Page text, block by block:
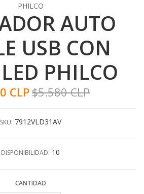
PHILCO
AUTO
USB CON
PHILCO
CLP$5.580 CLP
SKU: 7912VLD31AV
DISPONIBILIDAD: 10
CANTIDAD